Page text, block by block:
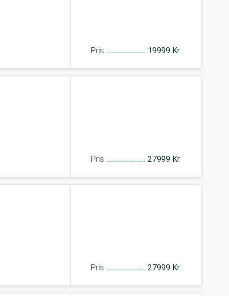
Pris 19999 Kr.
Pris 27999 Kr.
Pris 27999 Kr.